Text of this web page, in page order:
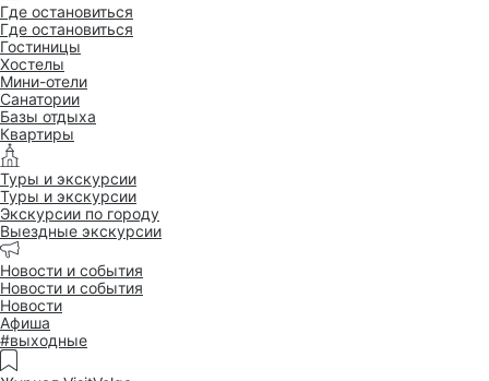
Где остановиться
Где остановиться
Гостиницы
Хостелы
Мини-отели
Санатории
Базы отдыха
Квартиры
Туры и экскурсии
Туры и экскурсии
Экскурсии по городу
Выездные экскурсии
Новости и события
Новости и события
Новости
Афиша
#выходные